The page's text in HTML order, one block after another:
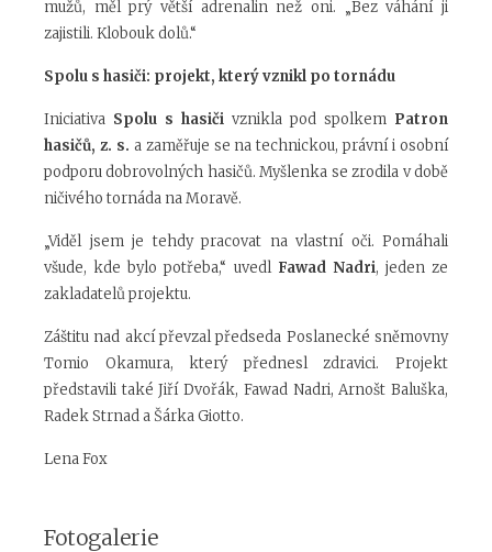
mužů, měl prý větší adrenalin než oni. „Bez váhání ji
zajistili. Klobouk dolů.“
Spolu s hasiči: projekt, který vznikl po tornádu
Iniciativa Spolu s hasiči vznikla pod spolkem Patron
hasičů, z. s. a zaměřuje se na technickou, právní i osobní
podporu dobrovolných hasičů. Myšlenka se zrodila v době
ničivého tornáda na Moravě.
„Viděl jsem je tehdy pracovat na vlastní oči. Pomáhali
všude, kde bylo potřeba,“ uvedl Fawad Nadri, jeden ze
zakladatelů projektu.
Záštitu nad akcí převzal předseda Poslanecké sněmovny
Tomio Okamura, který přednesl zdravici. Projekt
představili také Jiří Dvořák, Fawad Nadri, Arnošt Baluška,
Radek Strnad a Šárka Giotto.
Lena Fox
Fotogalerie